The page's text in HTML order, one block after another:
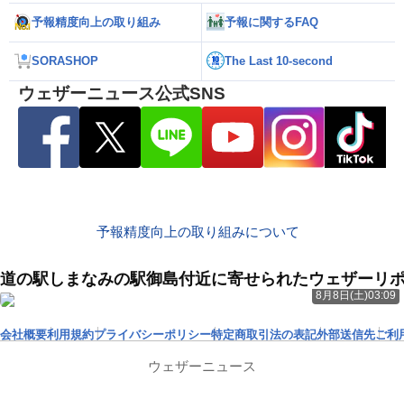
予報精度向上の取り組み 予報に関するFAQ
SORASHOP The Last 10-second
ウェザーニュース公式SNS
予報精度向上の取り組みについて
道の駅しまなみの駅御島付近に寄せられたウェザーリ
8月8日(土)03:09
会社概要利用規約プライバシーポリシー特定商取引法の表記外部送信先ご利
ウェザーニュース